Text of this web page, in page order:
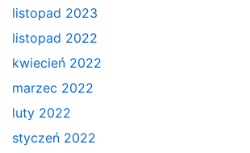
listopad 2023
listopad 2022
kwiecień 2022
marzec 2022
luty 2022
styczeń 2022